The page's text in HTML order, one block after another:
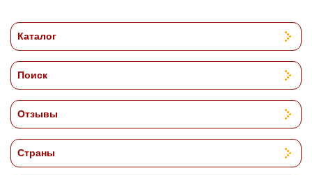
Каталог
Поиск
Отзывы
Страны